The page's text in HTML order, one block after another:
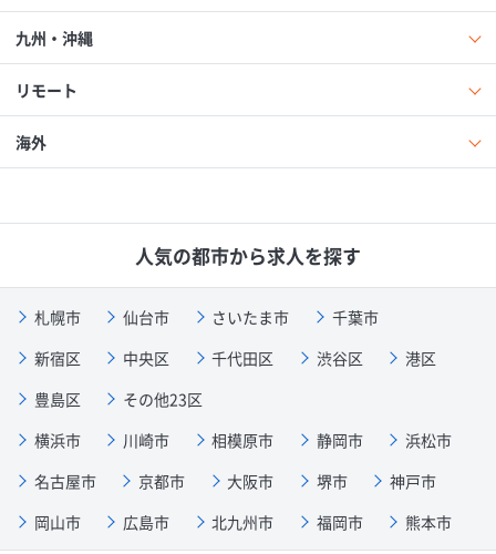
九州・沖縄
リモート
海外
人気の都市から求人を探す
札幌市 仙台市 さいたま市
千葉市
新宿区
中央区 千代田区 渋谷区
港区
豊島区
その他23区
横浜市
川崎市 相模原市 静岡市
浜松市
名古屋市
京都市 大阪市 堺市
神戸市
岡山市
広島市 北九州市 福岡市 熊本市